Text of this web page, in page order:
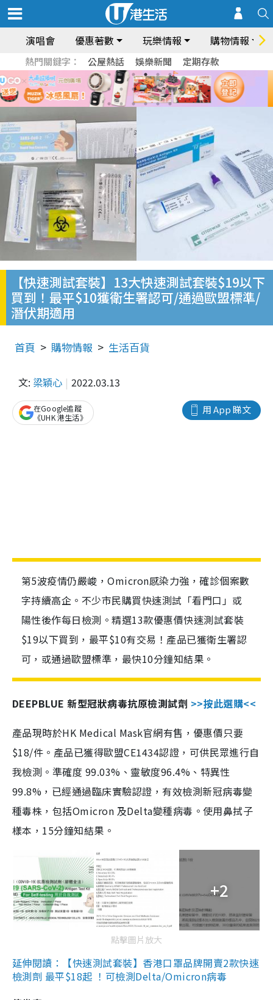
演唱會 優惠著數 玩樂情報 購物情報
熱門關鍵字： 公屋熱話 娛樂新聞 定期存款
【快速測試套裝】13大快速測試套裝$19以下
買到！最平$10獲衛生署認可/通過歐盟標準/
潛伏期適用
首頁 購物情報 生活百貨
文: 梁穎心 2022.03.13
用 App 睇文
在Google追蹤
《UHK 港生活》
第5波疫情仍嚴峻，Omicron感染力強，確診個案數
字持續高企。不少市民購買快速測試「看門口」或
陽性後作每日檢測。精選13款優惠價快速測試套裝
$19以下買到，最平$10有交易！產品已獲衛生署認
可，或通過歐盟標準，最快10分鐘知結果。
DEEPBLUE 新型冠狀病毒抗原檢測試劑 >>按此選購<<
產品現時於HK Medical Mask官網有售，優惠價只要
$18/件。產品已獲得歐盟CE1434認證，可供民眾進行自
我檢測。準確度 99.03%、靈敏度96.4%、特異性
99.8%，已經通過臨床實驗認證，有效檢測新冠病毒變
種毒株，包括Omicron 及Delta變種病毒。使用鼻拭子
樣本，15分鐘知結果。
+2
點擊圖片放大
延伸閱讀：【快速測試套裝】香港口罩品牌開賣2款快速
檢測劑 最平$18起 ！可檢測Delta/Omicron病毒